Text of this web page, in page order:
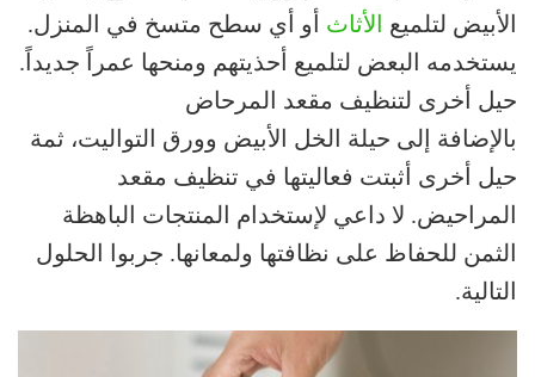
الأبيض لتلميع الأثاث أو أي سطح متسخ في المنزل.
يستخدمه البعض لتلميع أحذيتهم ومنحها عمراً جديداً.
حيل أخرى لتنظيف مقعد المرحاض
بالإضافة إلى حيلة الخل الأبيض وورق التواليت، ثمة
حيل أخرى أثبتت فعاليتها في تنظيف مقعد
المراحيض. لا داعي لإستخدام المنتجات الباهظة
الثمن للحفاظ على نظافتها ولمعانها. جربوا الحلول
التالية.